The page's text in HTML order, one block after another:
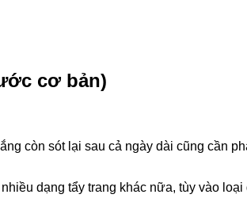
cơ bản)
còn sót lại sau cả ngày dài cũng cần
dạng tẩy trang khác nữa, tùy vào